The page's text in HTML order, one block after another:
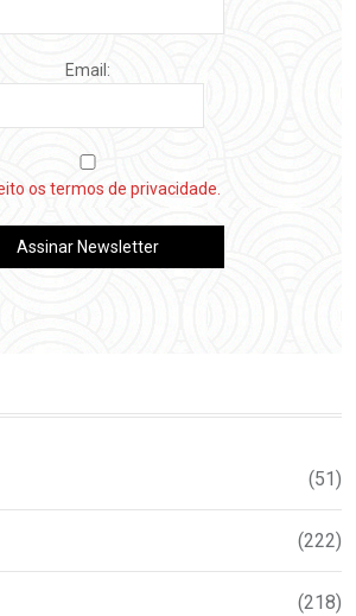
Email:
os termos de privacidade.
(51)
(222)
(218)